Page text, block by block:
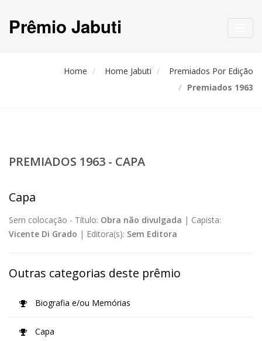
Prêmio Jabuti
Home Home Jabuti
Premiados Por Edição
Premiados 1963
PREMIADOS 1963 - CAPA
Capa
Sem colocação - Título: Obra não divulgada | Capista:
Vicente Di Grado | Editora(s): Sem Editora
Outras categorias deste prêmio
Biografia e/ou Memórias
Capa